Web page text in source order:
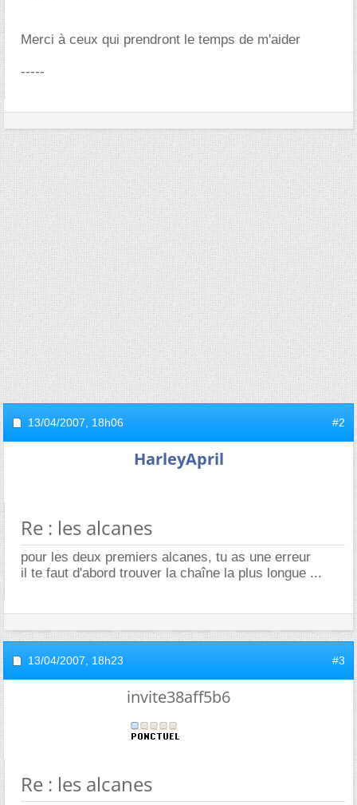
Merci à ceux qui prendront le temps de m'aider
-----
13/04/2007, 18h06 #2
HarleyApril
Re : les alcanes
pour les deux premiers alcanes, tu as une erreur
il te faut d'abord trouver la chaîne la plus longue ...
13/04/2007, 18h23 #3
invite38aff5b6
Re : les alcanes